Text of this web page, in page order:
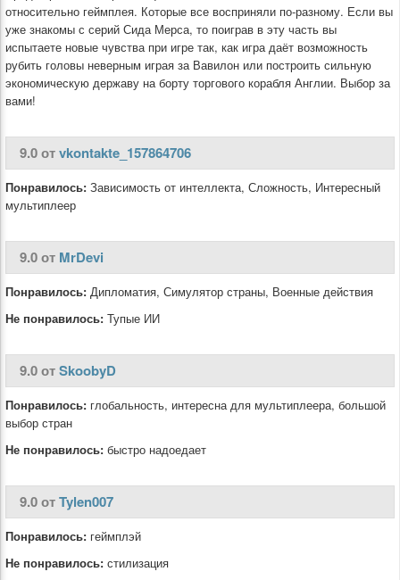
относительно геймплея. Которые все восприняли по-разному. Если вы
уже знакомы с серий Сида Мерса, то поиграв в эту часть вы
испытаете новые чувства при игре так, как игра даёт возможность
рубить головы неверным играя за Вавилон или построить сильную
экономическую державу на борту торгового корабля Англии. Выбор за
вами!
9.0 отvkontakte_157864706
Понравилось: Зависимость от интеллекта, Сложность, Интересный
мультиплеер
9.0 от MrDevi
Понравилось: Дипломатия, Симулятор страны, Военные действия
Не понравилось: Тупые ИИ
9.0 отSkoobyD
Понравилось: глобальность, интересна для мультиплеера, большой
выбор стран
Не понравилось: быстро надоедает
9.0 отTylen007
Понравилось: геймплэй
Не понравилось: стилизация